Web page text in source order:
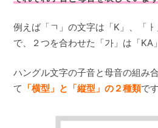
例えば「ㄱ」の文字は「K」、「
で、２つを合わせた「가」は「KA
ハングル文字の子音と母音の組み
て 「横型」と「縦型」の２種類です